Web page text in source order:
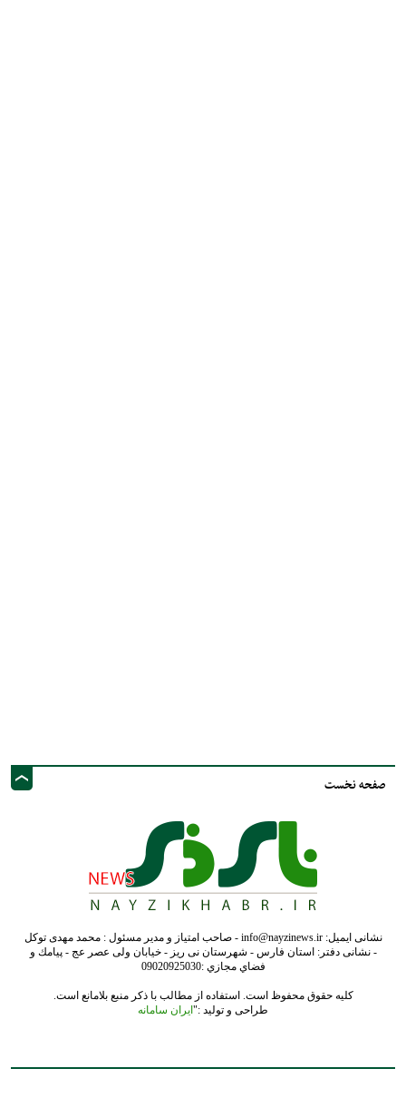
صفحه نخست
نشانی ایمیل: info@nayzinews.ir - صاحب امتیاز و مدیر مسئول : محمد مهدی توکل
- نشانی دفتر: استان فارس - شهرستان نی ریز - خیابان ولی عصر عج - پيامك و
فضاي مجازي :09020925030
کلیه حقوق محفوظ است. استفاده از مطالب با ذکر منبع بلامانع است.
طراحی و تولید :" ایران سامانه